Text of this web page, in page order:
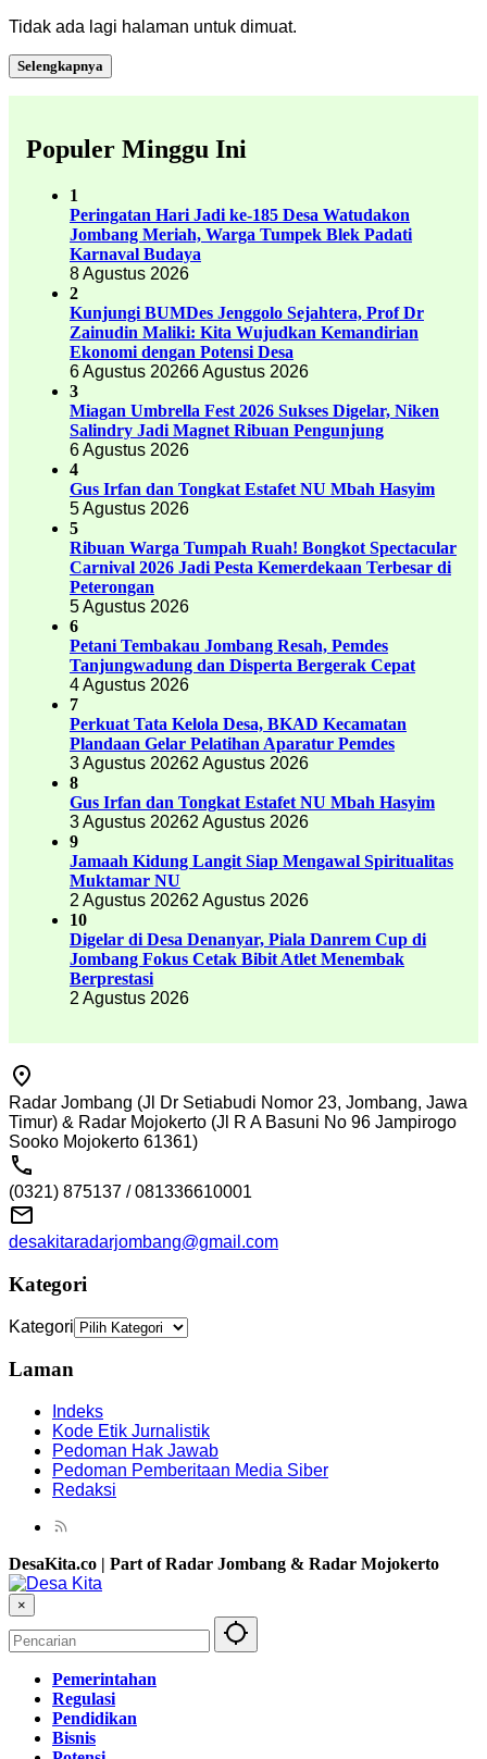
Tidak ada lagi halaman untuk dimuat.
Selengkapnya
Populer Minggu Ini
1
Peringatan Hari Jadi ke-185 Desa Watudakon
Jombang Meriah, Warga Tumpek Blek Padati
Karnaval Budaya
8 Agustus 2026
2
Kunjungi BUMDes Jenggolo Sejahtera, Prof Dr
Zainudin Maliki: Kita Wujudkan Kemandirian
Ekonomi dengan Potensi Desa
6 Agustus 20266 Agustus 2026
3
Miagan Umbrella Fest 2026 Sukses Digelar, Niken
Salindry Jadi Magnet Ribuan Pengunjung
6 Agustus 2026
4
Gus Irfan dan Tongkat Estafet NU Mbah Hasyim
5 Agustus 2026
5
Ribuan Warga Tumpah Ruah! Bongkot Spectacular
Carnival 2026 Jadi Pesta Kemerdekaan Terbesar di
Peterongan
5 Agustus 2026
6
Petani Tembakau Jombang Resah, Pemdes
Tanjungwadung dan Disperta Bergerak Cepat
4 Agustus 2026
7
Perkuat Tata Kelola Desa, BKAD Kecamatan
Plandaan Gelar Pelatihan Aparatur Pemdes
3 Agustus 20262 Agustus 2026
8
Gus Irfan dan Tongkat Estafet NU Mbah Hasyim
3 Agustus 20262 Agustus 2026
9
Jamaah Kidung Langit Siap Mengawal Spiritualitas
Muktamar NU
2 Agustus 20262 Agustus 2026
10
Digelar di Desa Denanyar, Piala Danrem Cup di
Jombang Fokus Cetak Bibit Atlet Menembak
Berprestasi
2 Agustus 2026
Radar Jombang (Jl Dr Setiabudi Nomor 23, Jombang, Jawa
Timur) & Radar Mojokerto (Jl R A Basuni No 96 Jampirogo
Sooko Mojokerto 61361)
(0321) 875137 / 081336610001
desakitaradarjombang@gmail.com
Kategori
Kategori
Laman
Indeks
Kode Etik Jurnalistik
Pedoman Hak Jawab
Pedoman Pemberitaan Media Siber
Redaksi
DesaKita.co | Part of Radar Jombang & Radar Mojokerto
×
Pemerintahan
Regulasi
Pendidikan
Bisnis